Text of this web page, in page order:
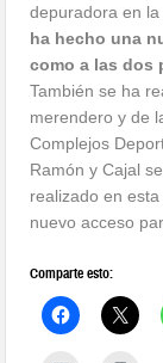
depuradora en la
ha hecho una
como a las dos
También se ha
merendero y de
Complejos
Ramón y Cajal
realizado en
nuevo acceso
Comparte esto: